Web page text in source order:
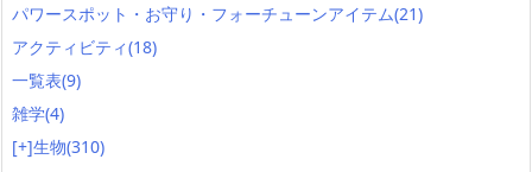
パワースポット・お守り・フォーチューンアイテム(21)
アクティビティ(18)
一覧表(9)
雑学(4)
[+]生物(310)